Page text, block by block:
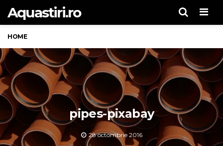
Aquastiri.ro
HOME
pipes-pixabay
28 octombrie 2016